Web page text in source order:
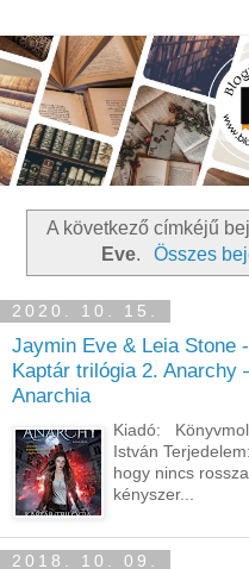
A következő címkéjű
Eve. Összes
2020. 10. 15.
Jaymin Eve & Leia Stone -
Kaptár trilógia 2. Anarchy
Anarchia
Kiadó:
István
hogy nincs
kényszer...
2018. 10. 09.